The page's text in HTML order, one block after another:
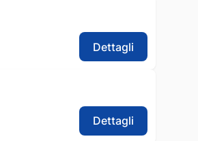
Dettagli
Dettagli